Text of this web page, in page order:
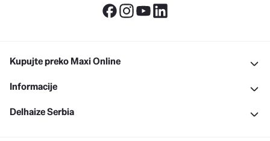
Kupujte preko Maxi Online
Informacije
Delhaize Serbia